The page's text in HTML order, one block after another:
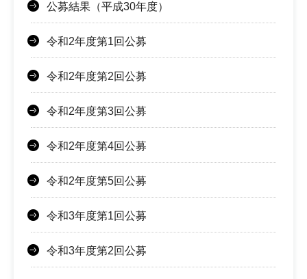
公募結果（平成30年度）
令和2年度第1回公募
令和2年度第2回公募
令和2年度第3回公募
令和2年度第4回公募
令和2年度第5回公募
令和3年度第1回公募
令和3年度第2回公募